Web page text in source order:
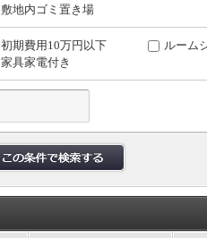
敷地内ゴミ置き場
初期費用10万円以下
ルーム
家具家電付き